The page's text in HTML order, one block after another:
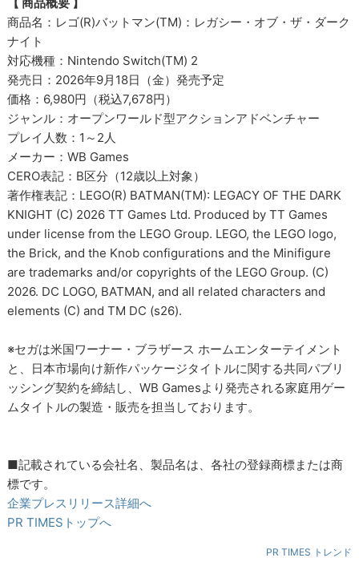
商品名：レゴ(R)バットマン(TM)：レガシー・オブ・ザ・ダーク
ナイト
対応機種：Nintendo Switch(TM) 2
発売日：2026年9月18日（金）発売予定
価格：6,980円（税込7,678円）
ジャンル：オープンワールド型アクションアドベンチャー
プレイ人数：1～2人
メーカー：WB Games
CERO表記：B区分（12歳以上対象）
著作権表記：LEGO(R) BATMAN(TM): LEGACY OF THE DARK
KNIGHT (C) 2026 TT Games Ltd. Produced by TT Games
under license from the LEGO Group. LEGO, the LEGO logo,
the Brick, and the Knob configurations and the Minifigure
are trademarks and/or copyrights of the LEGO Group. (C)
2026. DC LOGO, BATMAN, and all related characters and
elements (C) and TM DC (s26).
※セガは米国ワーナー・ブラザース ホームエンターテイメント
と、日本市場向け新作パッケージタイトルに関する共同パブリ
ッシング契約を締結し、WB Gamesより発売される家庭用ゲー
ムタイトルの製造・販売を担当しております。
■記載されている会社名、製品名は、各社の登録商標または商
標です。
企業プレスリリース詳細へ
PR TIMESトップへ
PR TIMES トレンド